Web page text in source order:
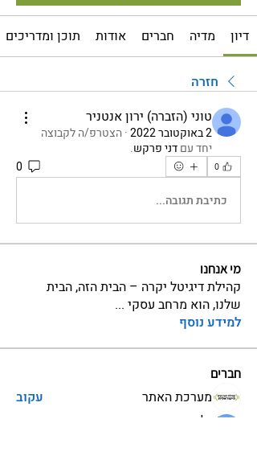
דיון מדיה חברים אודות תוכן ומדריכים
חזרה
טוני (הזברה) ירון אנטניר
2 באוקטובר 2022 ·הצטרפ/ה לקבוצה
יחד עםדני פרקש.
0
0
כתיבת תגובה...
מי אנחנו
קהילת דיגיטל יקרה – הבית הזה, הבית
שלנו, הוא מרחב עסקי ...
למידע נוסף
חברים
מערכת האתר
עקוב
גל זונשיין